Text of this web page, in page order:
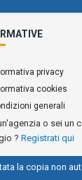
privacy
cookies
generali
o sei un
? Registrati qui
la copia non